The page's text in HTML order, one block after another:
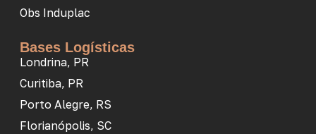
Obs Induplac
Bases Logísticas
Londrina, PR
Curitiba, PR
Porto Alegre, RS
Florianópolis, SC